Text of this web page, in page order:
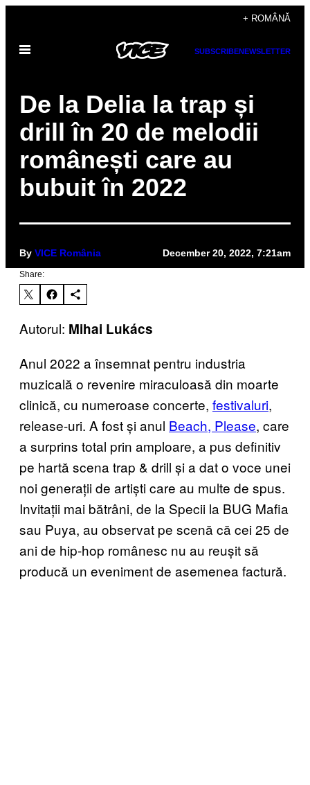
content
+ ROMÂNĂ
Open
SUBSCRIBENEWSLETTER
De la Delia la trap și
drill în 20 de melodii
românești care au
bubuit în 2022
By VICE România December 20, 2022, 7:21am
Share:
Autorul: Mihai Lukács
Anul 2022 a însemnat pentru industria
muzicală o revenire miraculoasă din moarte
clinică, cu numeroase concerte, festivaluri,
release-uri. A fost și anul Beach, Please, care
a surprins total prin amploare, a pus definitiv
pe hartă scena trap & drill și a dat o voce unei
noi generații de artiști care au multe de spus.
Invitații mai bătrâni, de la Specii la BUG Mafia
sau Puya, au observat pe scenă că cei 25 de
ani de hip-hop românesc nu au reușit să
producă un eveniment de asemenea factură.